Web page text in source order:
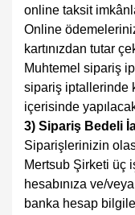
online taksit
Online
kartınızdan tutar
Muhtemel sipariş
sipariş iptallerinde
içerisinde
3) Sipariş Bedeli
Siparişlerinizin
Mertsub Şirketi üç
hesabınıza ve/
banka hesap